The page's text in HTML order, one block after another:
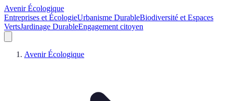
Avenir Écologique
Entreprises et ÉcologieUrbanisme DurableBiodiversité et Espaces
VertsJardinage DurableEngagement citoyen
Avenir Écologique